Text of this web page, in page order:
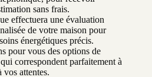
sans frais.
effectuera une évaluation
de votre maison pour
énergétiques précis.
pour vous des options de
correspondent parfaitement à
attentes.